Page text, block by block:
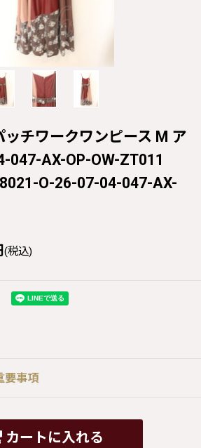
チワークワンピース M ア
047-AX-OP-OW-ZT011
O-26-07-04-047-AX-
(税込)
要事項
カートに入れる